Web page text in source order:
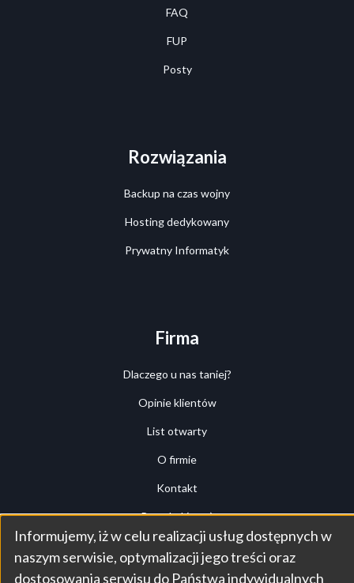
FAQ
FUP
Posty
Rozwiązania
Backup na czas wojny
Hosting dedykowany
Prywatny Informatyk
Firma
Dlaczego u nas taniej?
Opinie klientów
List otwarty
O firmie
Kontakt
Przegląd (tour)
Panel klienta
Use
Informujemy, iż w celu realizacji usług dostępnych w
naszym serwisie, optymalizacji jego treści oraz
dostosowania serwisu do Państwa indywidualnych